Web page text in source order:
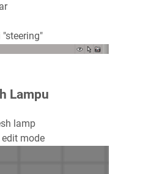
Lampu
lamp
mode